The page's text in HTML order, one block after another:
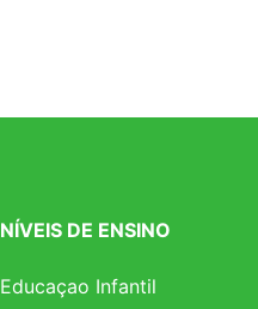
NÍVEIS DE ENSINO
Educaçao Infantil